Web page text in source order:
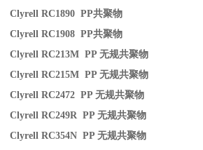
Clyrell RC1890 PP共聚物
Clyrell RC1908 PP共聚物
Clyrell RC213M PP无规共聚物
Clyrell RC215M PP无规共聚物
Clyrell RC2472 PP无规共聚物
Clyrell RC249R PP无规共聚物
Clyrell RC354N PP无规共聚物